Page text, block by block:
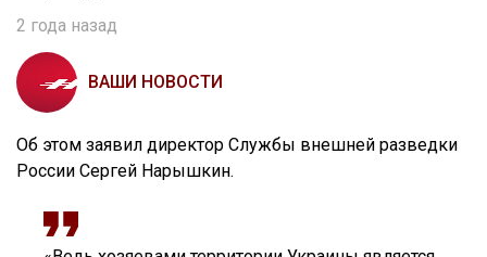
2 года назад
ВАШИ НОВОСТИ
Об этом заявил директор Службы внешней разведки
России Сергей Нарышкин.